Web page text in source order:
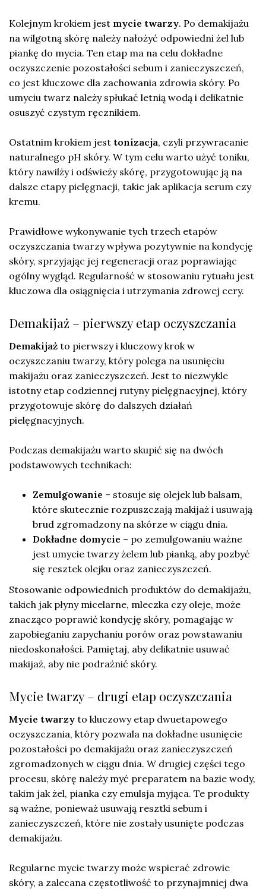
Kolejnym krokiem jest mycie twarzy. Po demakijażu
na wilgotną skórę należy nałożyć odpowiedni żel lub
piankę do mycia. Ten etap ma na celu dokładne
oczyszczenie pozostałości sebum i zanieczyszczeń,
co jest kluczowe dla zachowania zdrowia skóry. Po
umyciu twarz należy spłukać letnią wodą i delikatnie
osuszyć czystym ręcznikiem.
Ostatnim krokiem jest tonizacja, czyli przywracanie
naturalnego pH skóry. W tym celu warto użyć toniku,
który nawilży i odświeży skórę, przygotowując ją na
dalsze etapy pielęgnacji, takie jak aplikacja serum czy
kremu.
Prawidłowe wykonywanie tych trzech etapów
oczyszczania twarzy wpływa pozytywnie na kondycję
skóry, sprzyjając jej regeneracji oraz poprawiając
ogólny wygląd. Regularność w stosowaniu rytuału jest
kluczowa dla osiągnięcia i utrzymania zdrowej cery.
Demakijaż – pierwszy etap oczyszczania
Demakijaż to pierwszy i kluczowy krok w
oczyszczaniu twarzy, który polega na usunięciu
makijażu oraz zanieczyszczeń. Jest to niezwykle
istotny etap codziennej rutyny pielęgnacyjnej, który
przygotowuje skórę do dalszych działań
pielęgnacyjnych.
Podczas demakijażu warto skupić się na dwóch
podstawowych technikach:
Zemulgowanie – stosuje się olejek lub balsam,
które skutecznie rozpuszczają makijaż i usuwają
brud zgromadzony na skórze w ciągu dnia.
Dokładne domycie – po zemulgowaniu ważne
jest umycie twarzy żelem lub pianką, aby pozbyć
się resztek olejku oraz zanieczyszczeń.
Stosowanie odpowiednich produktów do demakijażu,
takich jak płyny micelarne, mleczka czy oleje, może
znacząco poprawić kondycję skóry, pomagając w
zapobieganiu zapychaniu porów oraz powstawaniu
niedoskonałości. Pamiętaj, aby delikatnie usuwać
makijaż, aby nie podrażnić skóry.
Mycie twarzy – drugi etap oczyszczania
Mycie twarzy to kluczowy etap dwuetapowego
oczyszczania, który pozwala na dokładne usunięcie
pozostałości po demakijażu oraz zanieczyszczeń
zgromadzonych w ciągu dnia. W drugiej części tego
procesu, skórę należy myć preparatem na bazie wody,
takim jak żel, pianka czy emulsja myjąca. Te produkty
są ważne, ponieważ usuwają resztki sebum i
zanieczyszczeń, które nie zostały usunięte podczas
demakijażu.
Regularne mycie twarzy może wspierać zdrowie
skóry, a zalecana częstotliwość to przynajmniej dwa